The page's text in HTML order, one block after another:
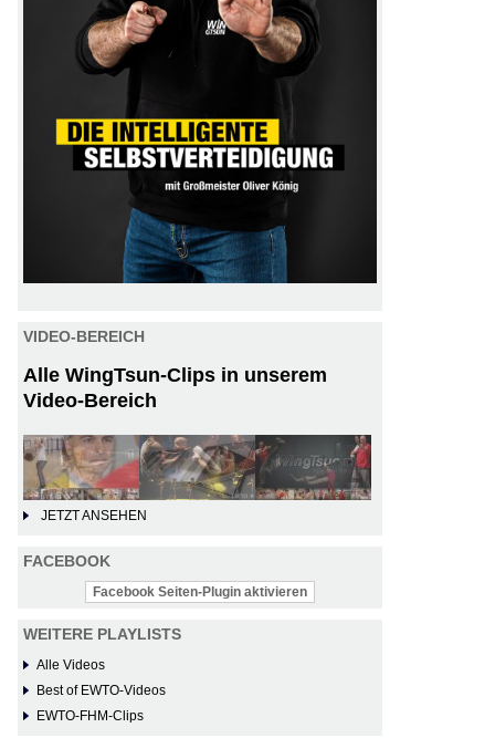
VIDEO-BEREICH
Alle WingTsun-Clips in unserem
Video-Bereich
JETZT ANSEHEN
FACEBOOK
Facebook Seiten-Plugin aktivieren
WEITERE PLAYLISTS
Alle Videos
Best of EWTO-Videos
EWTO-FHM-Clips